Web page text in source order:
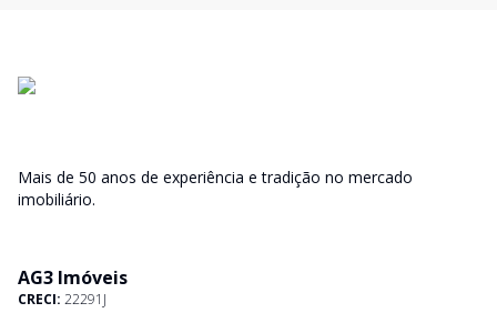
Mais de 50 anos de experiência e tradição no mercado
imobiliário.
AG3 Imóveis
CRECI: 22291J